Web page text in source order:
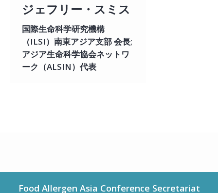
ジェフリー・スミス
国際生命科学研究機構
（ILSI）南東アジア支部 会長;
アジア生命科学協会ネットワ
ーク（ALSIN）代表
Food Allergen Asia Conference Secretariat